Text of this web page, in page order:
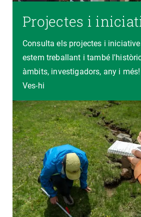
Projectes i
Consulta els projectes i
estem treballant i també
àmbits, investigadors, any i més!
Ves-hi